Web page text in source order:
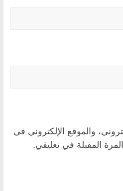
والموقع الإلكتروني في
المقبلة في تعليقي.